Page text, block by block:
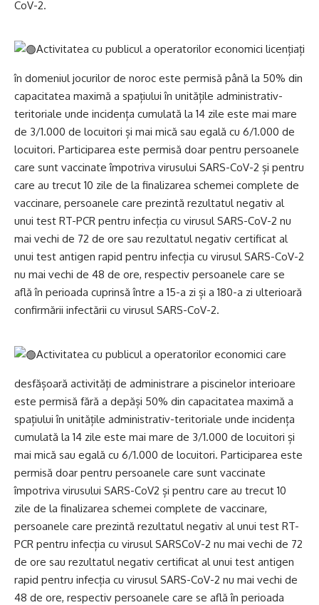
CoV-2.
Activitatea cu publicul a operatorilor economici licențiați
în domeniul jocurilor de noroc este permisă până la 50% din
capacitatea maximă a spațiului în unitățile administrativ-
teritoriale unde incidența cumulată la 14 zile este mai mare
de 3/1.000 de locuitori și mai mică sau egală cu 6/1.000 de
locuitori. Participarea este permisă doar pentru persoanele
care sunt vaccinate împotriva virusului SARS-CoV-2 și pentru
care au trecut 10 zile de la finalizarea schemei complete de
vaccinare, persoanele care prezintă rezultatul negativ al
unui test RT-PCR pentru infecția cu virusul SARS-CoV-2 nu
mai vechi de 72 de ore sau rezultatul negativ certificat al
unui test antigen rapid pentru infecția cu virusul SARS-CoV-2
nu mai vechi de 48 de ore, respectiv persoanele care se
află în perioada cuprinsă între a 15-a zi și a 180-a zi ulterioară
confirmării infectării cu virusul SARS-CoV-2.
Activitatea cu publicul a operatorilor economici care
desfășoară activități de administrare a piscinelor interioare
este permisă fără a depăși 50% din capacitatea maximă a
spațiului în unitățile administrativ-teritoriale unde incidența
cumulată la 14 zile este mai mare de 3/1.000 de locuitori și
mai mică sau egală cu 6/1.000 de locuitori. Participarea este
permisă doar pentru persoanele care sunt vaccinate
împotriva virusului SARS-CoV2 și pentru care au trecut 10
zile de la finalizarea schemei complete de vaccinare,
persoanele care prezintă rezultatul negativ al unui test RT-
PCR pentru infecția cu virusul SARSCoV-2 nu mai vechi de 72
de ore sau rezultatul negativ certificat al unui test antigen
rapid pentru infecția cu virusul SARS-CoV-2 nu mai vechi de
48 de ore, respectiv persoanele care se află în perioada